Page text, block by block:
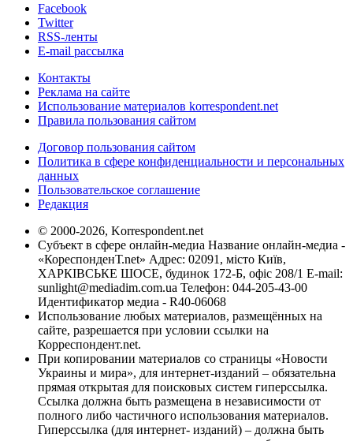
Facebook
Twitter
RSS-ленты
E-mail рассылка
Контакты
Реклама на сайте
Использование материалов korrespondent.net
Правила пользования сайтом
Договор пользования сайтом
Политика в сфере конфиденциальности и персональных
данных
Пользовательское соглашение
Редакция
© 2000-2026, Korrespondent.net
Субъект в сфере онлайн-медиа Название онлайн-медиа -
«КореспонденТ.net» Адрес: 02091, місто Київ,
ХАРКІВСЬКЕ ШОСЕ, будинок 172-Б, офіс 208/1 E-mail:
sunlight@mediadim.com.ua Телефон: 044-205-43-00
Идентификатор медиа - R40-06068
Использование любых материалов, размещённых на
сайте, разрешается при условии ссылки на
Корреспондент.net.
При копировании материалов со страницы «Новости
Украины и мира», для интернет-изданий – обязательна
прямая открытая для поисковых систем гиперссылка.
Ссылка должна быть размещена в независимости от
полного либо частичного использования материалов.
Гиперссылка (для интернет- изданий) – должна быть